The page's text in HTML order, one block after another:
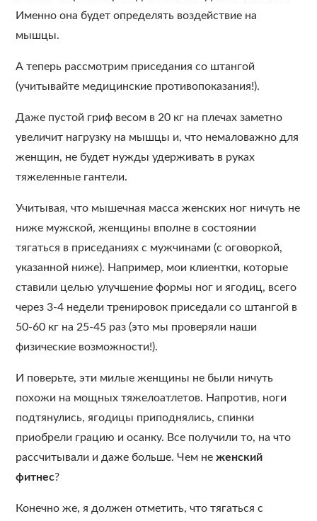
Именно она будет определять воздействие на
мышцы.
А теперь рассмотрим приседания со штангой
(учитывайте медицинские противопоказания!).
Даже пустой гриф весом в 20 кг на плечах заметно
увеличит нагрузку на мышцы и, что немаловажно для
женщин, не будет нужды удерживать в руках
тяжеленные гантели.
Учитывая, что мышечная масса женских ног ничуть не
ниже мужской, женщины вполне в состоянии
тягаться в приседаниях с мужчинами (с оговоркой,
указанной ниже). Например, мои клиентки, которые
ставили целью улучшение формы ног и ягодиц, всего
через 3-4 недели тренировок приседали со штангой в
50-60 кг на 25-45 раз (это мы проверяли наши
физические возможности!).
И поверьте, эти милые женщины не были ничуть
похожи на мощных тяжелоатлетов. Напротив, ноги
подтянулись, ягодицы приподнялись, спинки
приобрели грацию и осанку. Все получили то, на что
рассчитывали и даже больше. Чем неженский
фитнес?
Конечно же, я должен отметить, что тягаться с